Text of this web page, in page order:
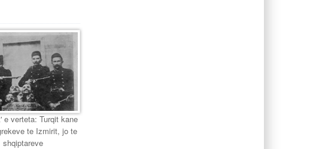
e verteta: Turqit kane
te Izmirit, jo te
shqiptareve